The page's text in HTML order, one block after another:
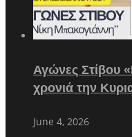
Αγώνες Στίβου
χρονιά την
June 4, 2026